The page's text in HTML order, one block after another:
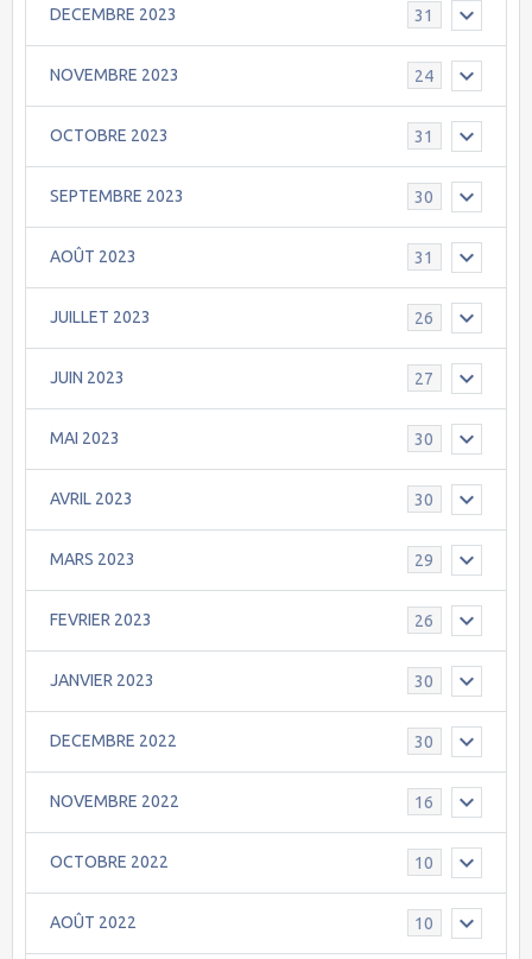
DECEMBRE 2023 31
NOVEMBRE 2023 24
OCTOBRE 2023 31
SEPTEMBRE 2023 30
AOÛT 2023 31
JUILLET 2023 26
JUIN 2023 27
MAI 2023 30
AVRIL 2023 30
MARS 2023 29
FEVRIER 2023 26
JANVIER 2023 30
DECEMBRE 2022 30
NOVEMBRE 2022 16
OCTOBRE 2022 10
AOÛT 2022 10